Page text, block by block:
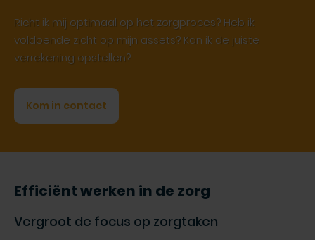
Richt ik mij optimaal op het zorgproces? Heb ik
voldoende zicht op mijn assets? Kan ik de juiste
verrekening opstellen?
Kom in contact
Efficiënt werken in de zorg
Vergroot de focus op zorgtaken